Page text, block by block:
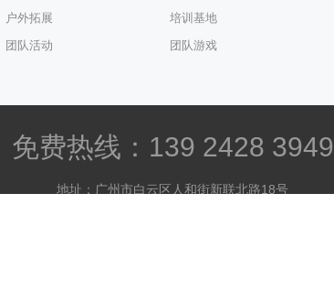
户外拓展
团队活动
培训基地
团队游戏
免费热线：139 2428 3949
地址：广州市白云区人和街新联北路18号